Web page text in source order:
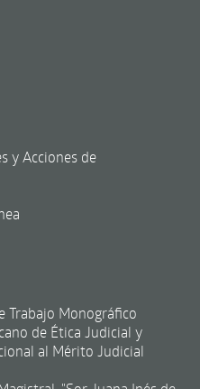
y Acciones de
Trabajo Monográfico
de Ética Judicial y
al Mérito Judicial